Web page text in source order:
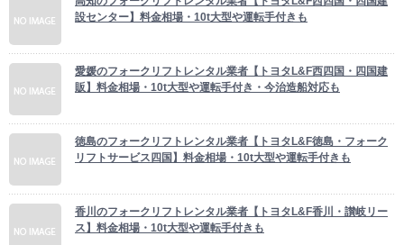
設センター】料金相場・10t大型や運転手付きも
愛媛のフォークリフトレンタル業者【トヨタL&F西四国・四国建
販】料金相場・10t大型や運転手付き・今治造船対応も
徳島のフォークリフトレンタル業者【トヨタL&F徳島・フォーク
リフトサービス四国】料金相場・10t大型や運転手付きも
香川のフォークリフトレンタル業者【トヨタL&F香川・讃岐リー
ス】料金相場・10t大型や運転手付きも